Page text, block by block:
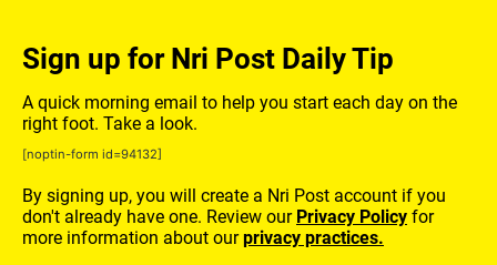
Sign up for Nri Post Daily Tip
A quick morning email to help you start each day on the
right foot. Take a look.
[noptin-form id=94132]
By signing up, you will create a Nri Post account if you
don't already have one. Review our Privacy Policy for
more information about ourprivacy practices.